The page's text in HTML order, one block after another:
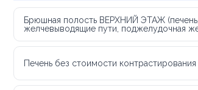
Брюшная полость ВЕРХНИЙ ЭТАЖ
желчевыводящие пути, поджелудочная
Печень без стоимости контрастирования